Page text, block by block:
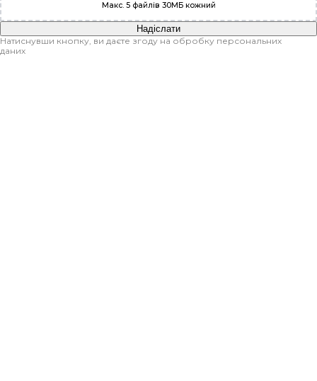
Макс. 5 файлів 30МБ кожний
Надіслати
Натиснувши кнопку, ви даєте згоду на обробку персональних
даних